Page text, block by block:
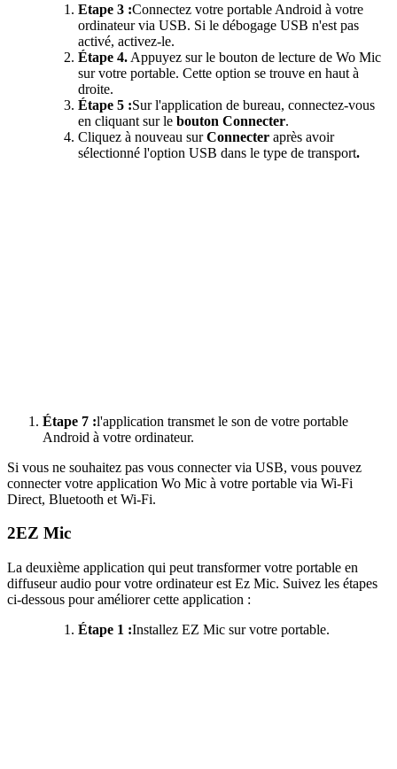
Etape 3 :Connectez votre portable Android à votre
ordinateur via USB. Si le débogage USB n'est pas
activé, activez-le.
Étape 4. Appuyez sur le bouton de lecture de Wo Mic
sur votre portable. Cette option se trouve en haut à
droite.
Étape 5 :Sur l'application de bureau, connectez-vous
en cliquant sur le bouton Connecter.
Cliquez à nouveau surConnecter après avoir
sélectionné l'option USB dans le type de transport.
Étape 7 :l'application transmet le son de votre portable
Android à votre ordinateur.
Si vous ne souhaitez pas vous connecter via USB, vous pouvez
connecter votre application Wo Mic à votre portable via Wi-Fi
Direct, Bluetooth et Wi-Fi.
2EZ Mic
La deuxième application qui peut transformer votre portable en
diffuseur audio pour votre ordinateur est Ez Mic. Suivez les étapes
ci-dessous pour améliorer cette application :
Étape 1 :Installez EZ Mic sur votre portable.